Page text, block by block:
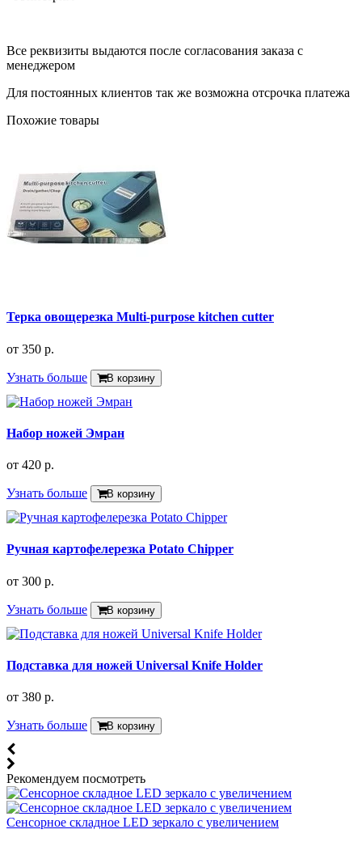
Все реквизиты выдаются после согласования заказа с
менеджером
Для постоянных клиентов так же возможна отсрочка платежа
Похожие товары
Терка овощерезка Multi-purpose kitchen cutter
от 350 р.
Узнать больше В корзину
Набор ножей Эмран
от 420 р.
Узнать больше В корзину
Ручная картофелерезка Potato Chipper
от 300 р.
Узнать больше В корзину
Подставка для ножей Universal Knife Holder
от 380 р.
Узнать больше В корзину
Рекомендуем посмотреть
Сенсорное складное LED зеркало с увеличением